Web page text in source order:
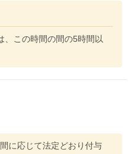
、この時間の間の5時間以
に応じて法定どおり付与